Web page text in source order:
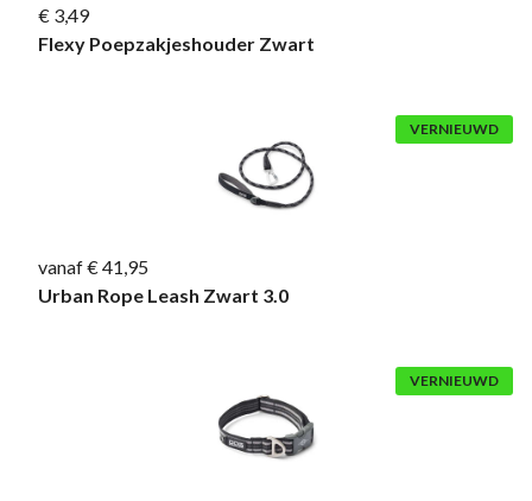
€ 3,49
Flexy Poepzakjeshouder Zwart
VERNIEUWD
vanaf € 41,95
Urban Rope Leash Zwart 3.0
VERNIEUWD